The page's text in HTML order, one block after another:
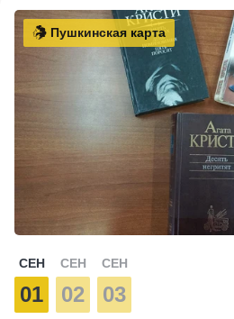
Пушкинская карта
СЕН
01
СЕН
02
СЕН
03